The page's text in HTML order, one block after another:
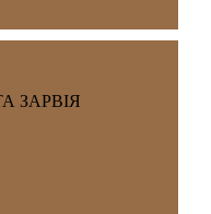
ЗАРВІЯ